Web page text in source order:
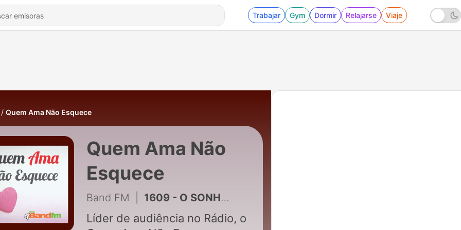
Trabajar Gym Dormir Relajarse Viaje
Quem Ama Não Esquece
Quem Ama Não
Esquece
Band FM 1609 - O SONHO QUE VIROU UMA MENTIRA | QUEM AMA NÃO ESQUECE 06/08/2026
Líder de audiência no Rádio, o